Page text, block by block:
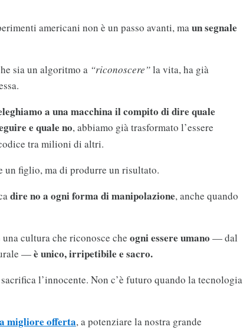
americani non è un passo avanti, maun segnale
sia un algoritmo a “riconoscere”la vita, ha già
a una macchina il compito di dire quale
e quale no, abbiamo già trasformato l’essere
tra milioni di altri.
un figlio, ma di produrre un risultato.
dire no a ogni forma di manipolazione, anche quando
cultura che riconosce che ogni essere umano — dal
—è unico, irripetibile e sacro.
l’innocente. Non c’è futuro quando la tecnologia
migliore offerta, a potenziare la nostra grande